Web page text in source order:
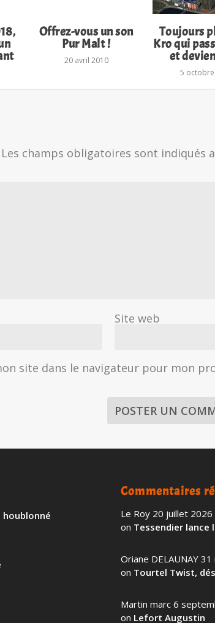
Offrez-vous un son
Pur Malt !
20 avril 2010
Toujours
Kro qui
et
5 octobre
Les champs obligatoires sont indiqués
Site web
site dans le navigateur pour mon
Commentaires
Le Roy 20 juillet 2026
on Tessendier lance
Oriane DELAUNAY 31
on Tourtel Twist,
Martin marc 6
on Lefort Augustin